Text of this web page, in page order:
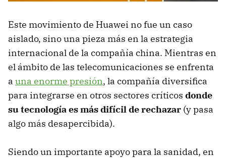
Este movimiento de Huawei no fue un caso
aislado, sino una pieza más en la estrategia
internacional de la compañía china. Mientras en
el ámbito de las telecomunicaciones se enfrenta
a una enorme presión, la compañía diversifica
para integrarse en otros sectores críticos donde
su tecnología es más difícil de rechazar (y pasa
algo más desapercibida).
Siendo un importante apoyo para la sanidad, en